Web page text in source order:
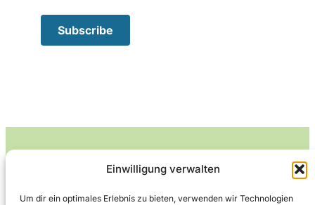
Einwilligung verwalten
Um dir ein optimales Erlebnis zu bieten, verwenden wir Technologien
Leckerlife